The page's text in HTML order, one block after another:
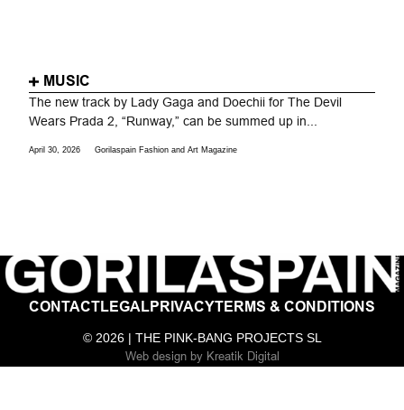
MUSIC
The new track by Lady Gaga and Doechii for The Devil
Wears Prada 2, “Runway,” can be summed up in...
April 30, 2026 Gorilaspain Fashion and Art Magazine
CONTACTLEGALPRIVACYTERMS & CONDITIONS
© 2026 | THE PINK-BANG PROJECTS SL
Web designby Kreatik Digital